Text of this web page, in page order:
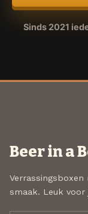
Sinds 2021
Beer in a
smaak. Leuk voor